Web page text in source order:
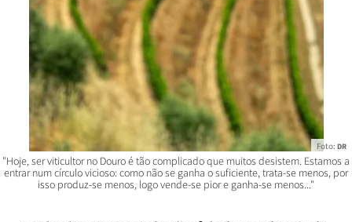
"Hoje, ser viticultor no Douro é tão complicado que muitos desistem. Estamos a
entrar num círculo vicioso: como não se ganha o suficiente, trata-se menos, por
isso produz-se menos, logo vende-se pior e ganha-se menos..."
Foto: DR